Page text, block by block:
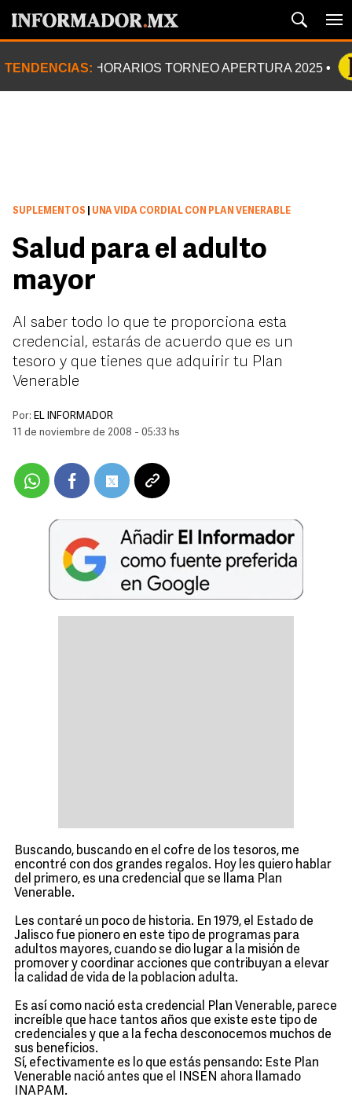
TENDENCIAS: HORARIOS TORNEO APERTURA 2025
SUPLEMENTOS UNA VIDA CORDIAL CON PLAN VENERABLE
Salud para el adulto
mayor
Al saber todo lo que te proporciona esta
credencial, estarás de acuerdo que es un
tesoro y que tienes que adquirir tu Plan
Venerable
Por: EL INFORMADOR
11 de noviembre de 2008 - 05:33 hs
Buscando, buscando en el cofre de los tesoros, me
encontré con dos grandes regalos. Hoy les quiero hablar
del primero, es una credencial que se llama Plan
Venerable.
Les contaré un poco de historia. En 1979, el Estado de
Jalisco fue pionero en este tipo de programas para
adultos mayores, cuando se dio lugar a la misión de
promover y coordinar acciones que contribuyan a elevar
la calidad de vida de la poblacion adulta.
Es así como nació esta credencial Plan Venerable, parece
increíble que hace tantos años que existe este tipo de
credenciales y que a la fecha desconocemos muchos de
sus beneficios.
Sí, efectivamente es lo que estás pensando: Este Plan
Venerable nació antes que el INSEN ahora llamado
INAPAM.